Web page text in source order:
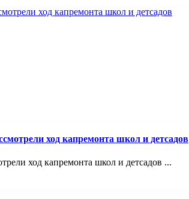
ход капремонта школ и детсадов
ход капремонта школ и детсадов ...